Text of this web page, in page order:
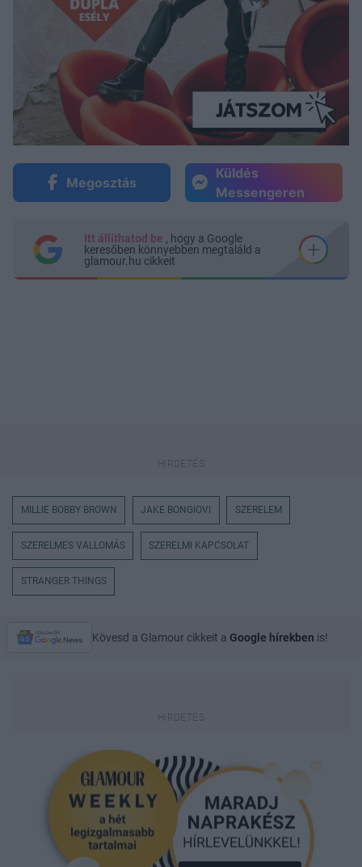
Megosztás
Küldés
Messengeren
Itt állíthatod be , hogy a Google
keresőben könnyebben megtaláld a
glamour.hu cikkeit
MILLIE BOBBY BROWN JAKE BONGIOVI SZERELEM
SZERELMES VALLOMÁS SZERELMI KAPCSOLAT
STRANGER THINGS
Kövesd a Glamour cikkeit a Google hírekben is!